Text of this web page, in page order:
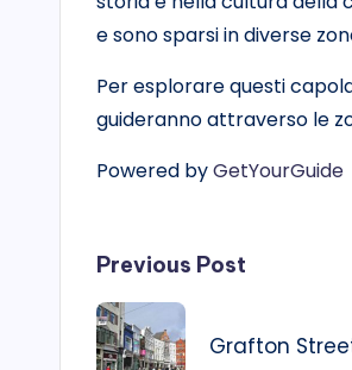
e sono sparsi in diverse
Per esplorare questi
guideranno attraverso le
Powered byGetYourGuide
Post
navigation
Previous Post
Grafton